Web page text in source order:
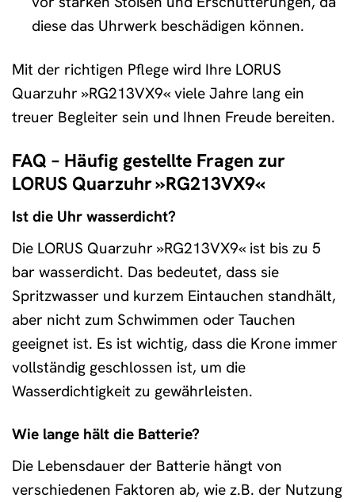
diese das Uhrwerk beschädigen können.
Mit der richtigen Pflege wird Ihre LORUS
Quarzuhr »RG213VX9« viele Jahre lang ein
treuer Begleiter sein und Ihnen Freude bereiten.
FAQ – Häufig gestellte Fragen zur
LORUS Quarzuhr »RG213VX9«
Ist die Uhr wasserdicht?
Die LORUS Quarzuhr »RG213VX9« ist bis zu 5
bar wasserdicht. Das bedeutet, dass sie
Spritzwasser und kurzem Eintauchen standhält,
aber nicht zum Schwimmen oder Tauchen
geeignet ist. Es ist wichtig, dass die Krone immer
vollständig geschlossen ist, um die
Wasserdichtigkeit zu gewährleisten.
Wie lange hält die Batterie?
Die Lebensdauer der Batterie hängt von
verschiedenen Faktoren ab, wie z.B. der Nutzung